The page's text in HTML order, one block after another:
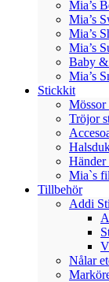
Mia’s
Mia’s
Mia’s
Mia’s
Baby
Mia’s
Stickkit
Tröjor
Mia`s
Tillbehör
Addi
Nålar